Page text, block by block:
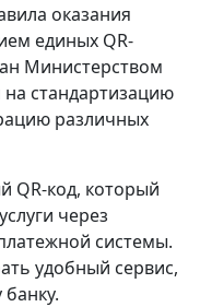
оказания
единых QR-
Министерством
стандартизацию
различных
QR-код, который
через
системы.
удобный сервис,